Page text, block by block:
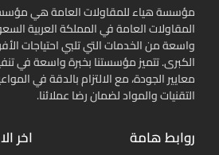
مؤسسة هياء للمقاولات العامة هي
المقاولات العامة في المملكة العربية
واسعة من الخدمات التي تلبي احتياجات
الكبرى. تتميز مؤسستنا بخبرة واسعة في
معايير الجودة، مع الالتزام بالدقة في
التقنيات والمواد لضمان رضا عملائنا.
روابط هامة اخر